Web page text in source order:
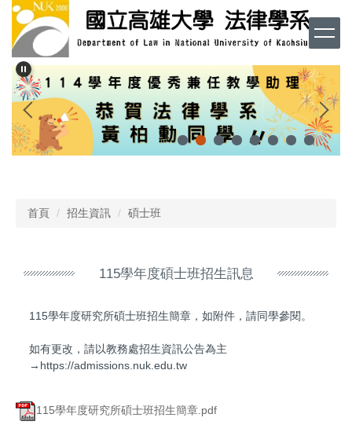
跳
主
要
內
容
首頁 招生資訊 碩士班
115學年度碩士班招生訊息
115學年度研究所碩士班招生簡章，如附件，請同學參閱。
如有更改，請以教務處招生資訊公告為主
→https://admissions.nuk.edu.tw
115學年度研究所碩士班招生簡章.pdf